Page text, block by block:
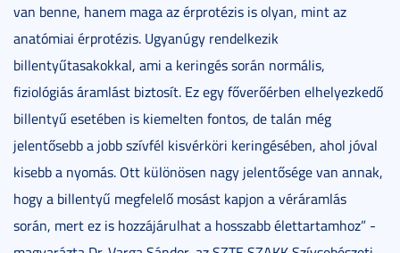
van benne, hanem maga az érprotézis is olyan, mint az
anatómiai érprotézis. Ugyanúgy rendelkezik
billentyűtasakokkal, ami a keringés során normális,
fiziológiás áramlást biztosít. Ez egy főverőérben elhelyezkedő
billentyű esetében is kiemelten fontos, de talán még
jelentősebb a jobb szívfél kisvérköri keringésében, ahol jóval
kisebb a nyomás. Ott különösen nagy jelentősége van annak,
hogy a billentyű megfelelő mosást kapjon a véráramlás
során, mert ez is hozzájárulhat a hosszabb élettartamhoz” -